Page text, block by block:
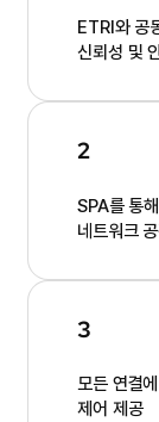
ETRI와 공
신뢰성 및
2
SPA를 통
네트워크
3
모든 연결
제어 제공